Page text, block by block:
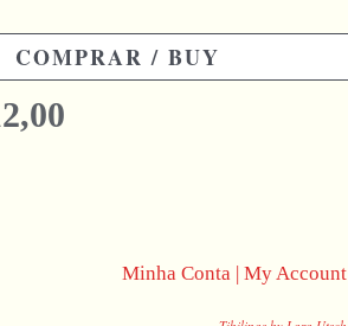
COMPRAR / BUY
Minha Conta | My Account